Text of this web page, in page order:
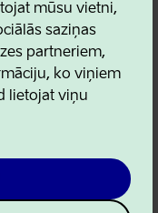
mūsu vietni,
saziņas
partneriem,
ko viņiem
lietojat viņu